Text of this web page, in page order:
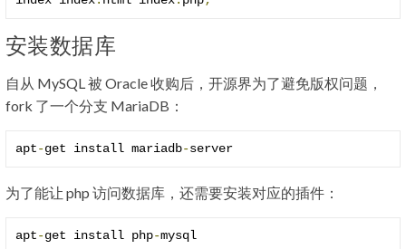
安装数据库
自从 MySQL 被 Oracle 收购后，开源界为了避免版权问题，
fork 了一个分支 MariaDB：
apt-get install mariadb-server
为了能让 php 访问数据库，还需要安装对应的插件：
apt-get install php-mysql